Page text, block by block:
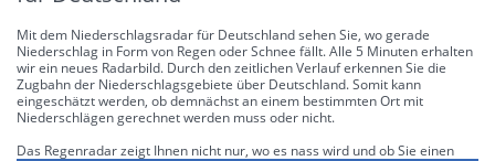
Mit dem Niederschlagsradar für Deutschland sehen Sie, wo gerade
Niederschlag in Form von Regen oder Schnee fällt. Alle 5 Minuten erhalten
wir ein neues Radarbild. Durch den zeitlichen Verlauf erkennen Sie die
Zugbahn der Niederschlagsgebiete über Deutschland. Somit kann
eingeschätzt werden, ob demnächst an einem bestimmten Ort mit
Niederschlägen gerechnet werden muss oder nicht.
Das Regenradar zeigt Ihnen nicht nur, wo es nass wird und ob Sie einen